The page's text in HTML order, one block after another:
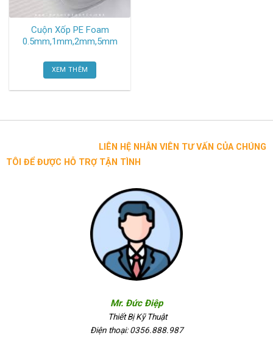
Cuộn Xốp PE Foam
0.5mm,1mm,2mm,5mm
XEM THÊM
LIÊN HỆ NHÂN VIÊN TƯ VẤN CỦA CHÚNG
TÔI ĐỂ ĐƯỢC HỖ TRỢ TẬN TÌNH
Mr. Đức Điệp
Thiết Bị Kỹ Thuật
Điện thoại: 0356.888.987